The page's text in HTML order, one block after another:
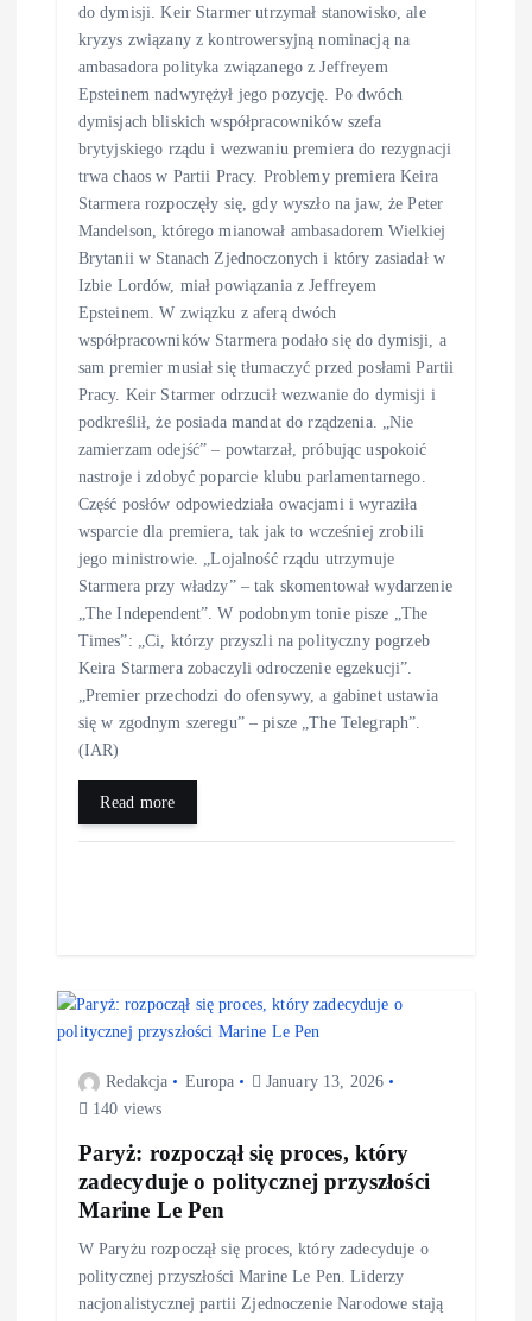
do dymisji. Keir Starmer utrzymał stanowisko, ale
kryzys związany z kontrowersyjną nominacją na
ambasadora polityka związanego z Jeffreyem
Epsteinem nadwyrężył jego pozycję. Po dwóch
dymisjach bliskich współpracowników szefa
brytyjskiego rządu i wezwaniu premiera do rezygnacji
trwa chaos w Partii Pracy. Problemy premiera Keira
Starmera rozpoczęły się, gdy wyszło na jaw, że Peter
Mandelson, którego mianował ambasadorem Wielkiej
Brytanii w Stanach Zjednoczonych i który zasiadał w
Izbie Lordów, miał powiązania z Jeffreyem
Epsteinem. W związku z aferą dwóch
współpracowników Starmera podało się do dymisji, a
sam premier musiał się tłumaczyć przed posłami Partii
Pracy. Keir Starmer odrzucił wezwanie do dymisji i
podkreślił, że posiada mandat do rządzenia. „Nie
zamierzam odejść” – powtarzał, próbując uspokoić
nastroje i zdobyć poparcie klubu parlamentarnego.
Część posłów odpowiedziała owacjami i wyraziła
wsparcie dla premiera, tak jak to wcześniej zrobili
jego ministrowie. „Lojalność rządu utrzymuje
Starmera przy władzy” – tak skomentował wydarzenie
„The Independent”. W podobnym tonie pisze „The
Times”: „Ci, którzy przyszli na polityczny pogrzeb
Keira Starmera zobaczyli odroczenie egzekucji”.
„Premier przechodzi do ofensywy, a gabinet ustawia
się w zgodnym szeregu” – pisze „The Telegraph”.
(IAR)
Read more
Redakcja Europa
January 13, 2026
140 views
Paryż: rozpoczął się proces, który
zadecyduje o politycznej przyszłości
Marine Le Pen
W Paryżu rozpoczął się proces, który zadecyduje o
politycznej przyszłości Marine Le Pen. Liderzy
nacjonalistycznej partii Zjednoczenie Narodowe stają